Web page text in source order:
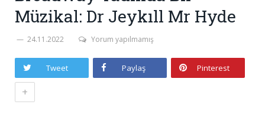
Müzikal: Dr Jeykıll Mr Hyde
24.11.2022 Yorum yapılmamış
Tweet Paylaş Pinterest
+